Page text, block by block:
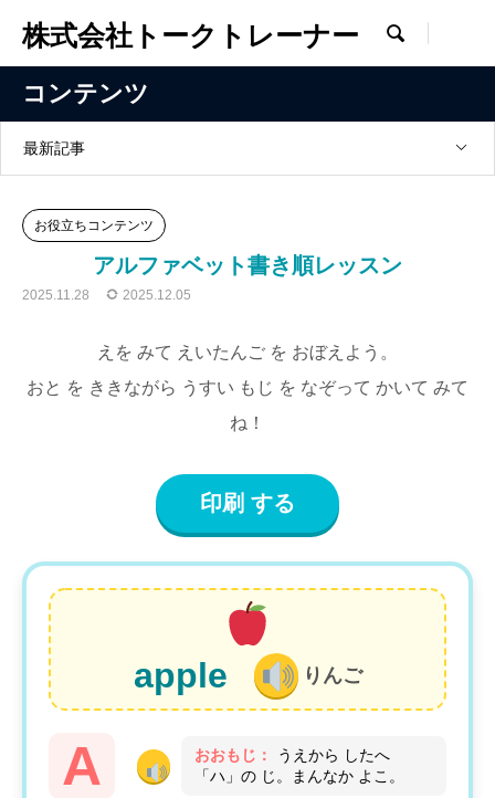
株式会社トークトレーナー 
コンテンツ
最新記事
お役立ちコンテンツ
アルファベット書き順レッスン
2025.11.28 2025.12.05
えを みて えいたんご を おぼえよう。
おと を ききながら うすい もじ を なぞって かいて みて
ね！
印刷 する
apple りんご
A おおもじ：
うえから したへ
「ハ」の じ。まんなか よこ。